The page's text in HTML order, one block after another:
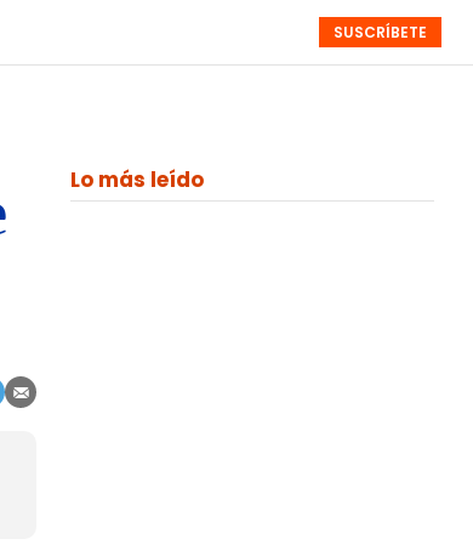
SEMANALES
MONOGRÁFICOS EVENTOS
SUSCRÍBETE
Lo más leído